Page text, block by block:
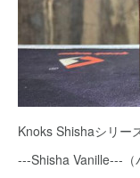
Knoks Shishaシリー
---Shisha Vanille---（